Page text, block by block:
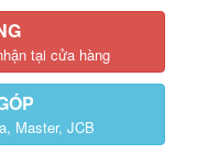
tại cửa hàng
Master, JCB